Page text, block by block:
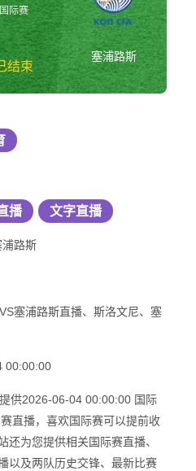
国际赛
结束
塞浦路斯
播 文字直播
浦路斯
塞浦路斯直播、斯洛文尼、塞
00:00:00
供2026-06-04 00:00:00 国际
直播，喜欢国际赛可以提前收
还为您提供相关国际赛直播、
以及两队历史交锋、最新比赛